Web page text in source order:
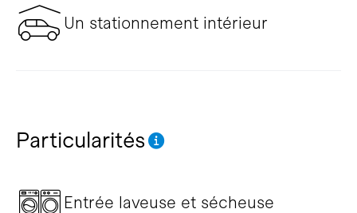
Un stationnement intérieur
Particularités
Entrée laveuse et sécheuse